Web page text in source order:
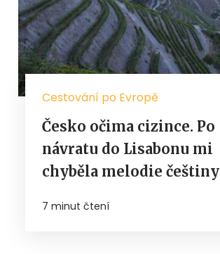
Cestování po Evropě
Česko očima cizince. Po
návratu do Lisabonu mi
chyběla melodie češtiny
7 minut čtení